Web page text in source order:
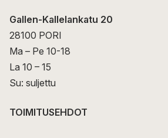
Gallen-Kallelankatu 20
28100 PORI
Ma – Pe 10-18
La 10 – 15
Su: suljettu
TOIMITUSEHDOT